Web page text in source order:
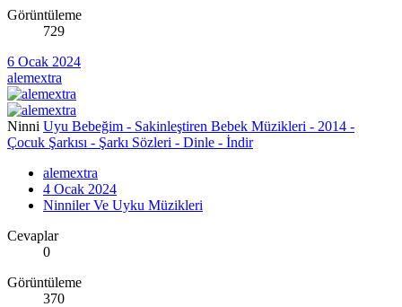
Görüntüleme
729
6 Ocak 2024
alemextra
Ninni Uyu Bebeğim - Sakinleştiren Bebek Müzikleri - 2014 -
Çocuk Şarkısı - Şarkı Sözleri - Dinle - İndir
alemextra
4 Ocak 2024
Ninniler Ve Uyku Müzikleri
Cevaplar
0
Görüntüleme
370